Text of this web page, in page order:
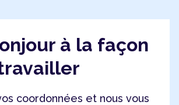
à la façon
coordonnées et nous vous